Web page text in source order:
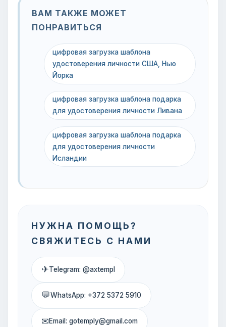
ВАМ ТАКЖЕ МОЖЕТ
ПОНРАВИТЬСЯ
цифровая загрузка шаблона
удостоверения личности США, Нью
Йорка
цифровая загрузка шаблона подарка
для удостоверения личности Ливана
цифровая загрузка шаблона подарка
для удостоверения личности
Исландии
НУЖНА ПОМОЩЬ?
СВЯЖИТЕСЬ С НАМИ
✈Telegram: @axtempl
💬WhatsApp: +372 5372 5910
✉Email: gotemply@gmail.com